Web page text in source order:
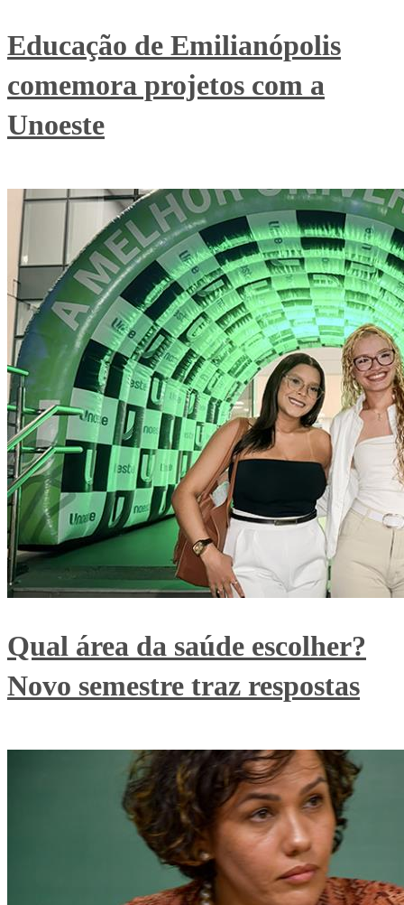
Educação de Emilianópolis
comemora projetos com a
Unoeste
Qual área da saúde escolher?
Novo semestre traz respostas